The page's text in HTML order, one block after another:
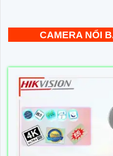
CAMERA NỔI